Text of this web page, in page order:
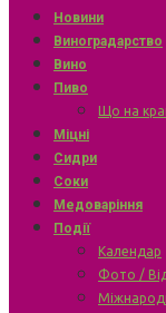
Новини
Виноградарство
Вино
Пиво
Що на
Міцні
Сидри
Соки
Медоваріння
Події
Календар
Фото /